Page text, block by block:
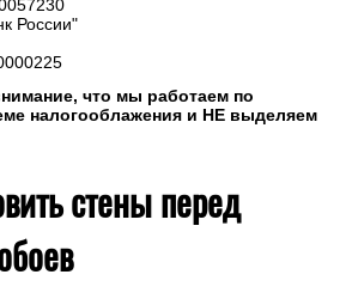
России"
что мы работаем по
налогооблажения и НЕ выделяем
стены перед